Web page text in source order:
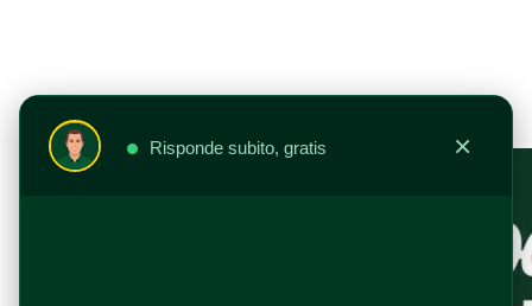
Risponde subito, gratis ×